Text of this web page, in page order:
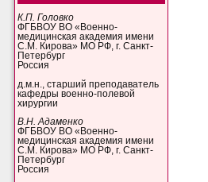
К.П. Головко
ФГБВОУ ВО «Военно-
медицинская академия имени
С.М. Кирова» МО РФ, г. Санкт-
Петербург
Россия
д.м.н., старший преподаватель
кафедры военно-полевой
хирургии
В.Н. Адаменко
ФГБВОУ ВО «Военно-
медицинская академия имени
С.М. Кирова» МО РФ, г. Санкт-
Петербург
Россия